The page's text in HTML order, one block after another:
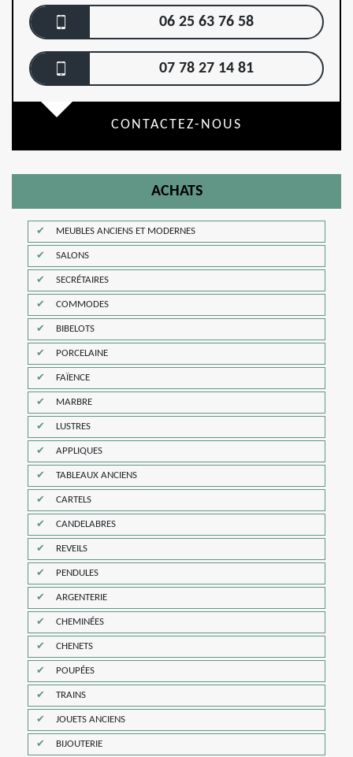
06 25 63 76 58
07 78 27 14 81
CONTACTEZ-NOUS
ACHATS
MEUBLES ANCIENS ET MODERNES
SALONS
SECRÉTAIRES
COMMODES
BIBELOTS
PORCELAINE
FAÏENCE
MARBRE
LUSTRES
APPLIQUES
TABLEAUX ANCIENS
CARTELS
CANDELABRES
REVEILS
PENDULES
ARGENTERIE
CHEMINÉES
CHENETS
POUPÉES
TRAINS
JOUETS ANCIENS
BIJOUTERIE